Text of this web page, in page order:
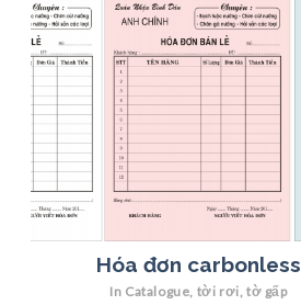
In Catalogue, tời rơi, tờ gấp
Hóa đơn carbonless